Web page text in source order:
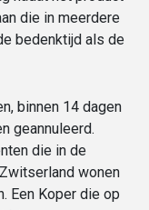
die in meerdere
bedenktijd als de
binnen 14 dagen
geannuleerd.
die in de
wonen
Een Koper die op